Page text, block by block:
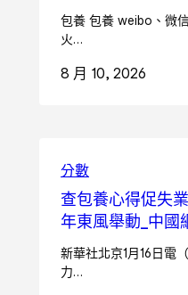
包養 包養 weibo、微
火…
8 月 10, 2026
分數
查包養心得促失
年東風舉動_中國
新華社北京1月16日電
力…